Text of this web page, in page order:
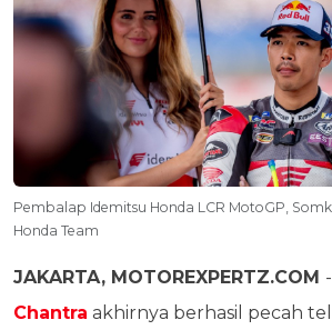
Pembalap Idemitsu Honda LCR MotoGP,
Honda Team
JAKARTA, MOTOREXPERTZ.COM
Chantra akhirnya berhasil pecah